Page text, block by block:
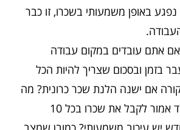
באופן משמעותי בשכרו, זו כבר
אתם עובדים במקום עבודה
בזמן ובסכום שצריך להיות הכל
אם ישנה הלנת שכר כרונית? מה
קורה אם העובד אמור לקבל את שכרו בכל 10